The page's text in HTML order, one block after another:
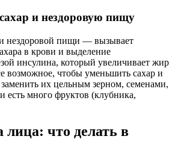
и нездоровую пищу
нездоровой пищи — вызывает
в крови и выделение
инсулина, который увеличивает жир
возможное, чтобы уменьшить сахар и
их цельным зерном, семенами,
много фруктов (клубника,
что делать в